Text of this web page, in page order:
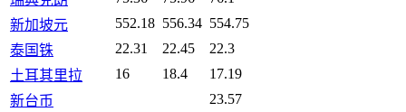
新加坡元
552.18 556.34 554.75
泰国铢
22.31 22.45
22.3
土耳其里拉
16 18.4
17.19
新台币
23.57